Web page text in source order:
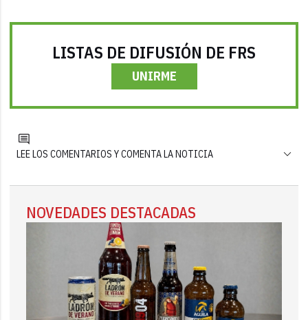
LISTAS DE DIFUSIÓN DE FRS
UNIRME
LEE LOS COMENTARIOS Y COMENTA LA NOTICIA
NOVEDADES DESTACADAS